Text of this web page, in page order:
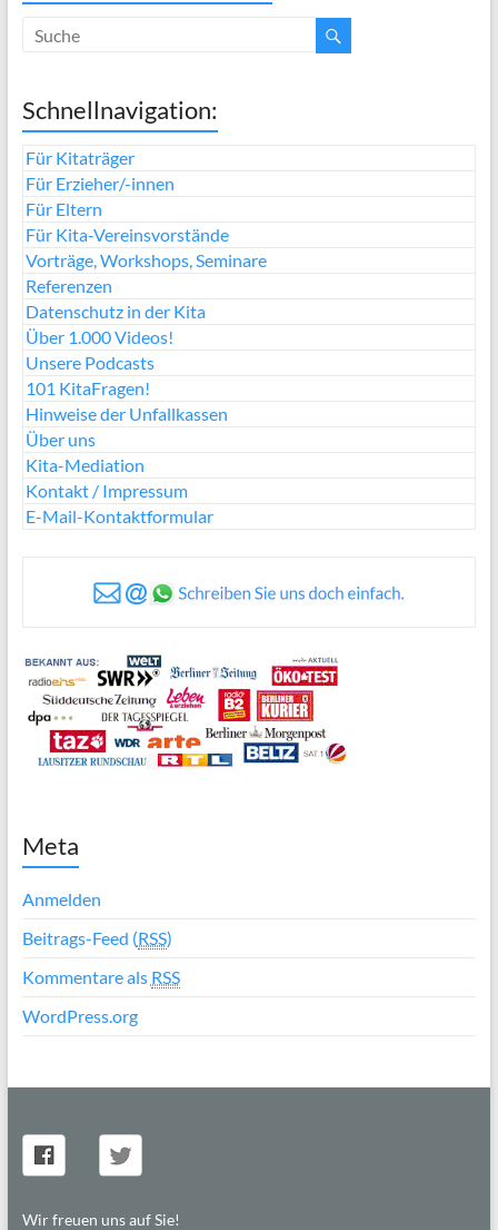
Schnellnavigation:
Für Kitaträger
Für Erzieher/-innen
Für Eltern
Für Kita-Vereinsvorstände
Vorträge, Workshops, Seminare
Referenzen
Datenschutz in der Kita
Über 1.000 Videos!
Unsere Podcasts
101 KitaFragen!
Hinweise der Unfallkassen
Über uns
Kita-Mediation
Kontakt / Impressum
E-Mail-Kontaktformular
Meta
Anmelden
Beitrags-Feed (RSS)
Kommentare als RSS
WordPress.org
Wir freuen uns auf Sie!